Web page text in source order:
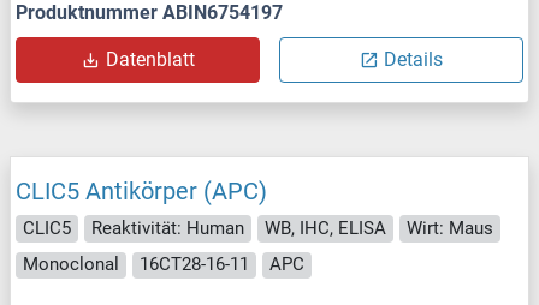
Produktnummer ABIN6754197
Datenblatt Details
CLIC5 Antikörper (APC)
CLIC5 Reaktivität: Human WB, IHC, ELISA
Wirt: Maus
Monoclonal
16CT28-16-11 APC